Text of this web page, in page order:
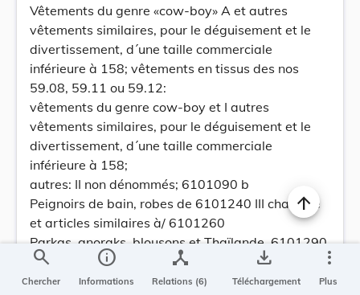
Vêtements du genre «cow-boy» A et autres
vêtements similaires, pour le déguisement et le
divertissement, d´une taille commerciale
inférieure à 158; vêtements en tissus des nos
59.08, 59.11 ou 59.12:
vêtements du genre cow-boy et I autres
vêtements similaires, pour le déguisement et le
divertissement, d´une taille commerciale
inférieure à 158;
autres: II non dénommés; 6101090 b
Peignoirs de bain, robes de 6101240 III chambre
et articles similaires à/ 6101260
Parkas, anoraks, blousons et Thaïlande, 6101290
IV similaires Corée du Sud, à/
Taiwan, Hong-Kong, 6101320
search
Chercher
info
Informations
device_hub
Relations (6)
save_alt
Téléchargement
more_vert
Plus